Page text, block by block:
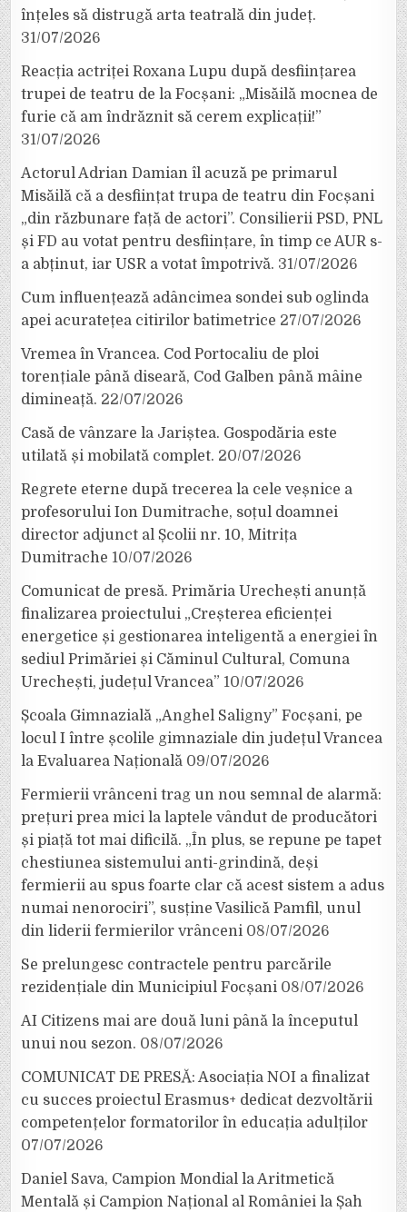
înțeles să distrugă arta teatrală din județ.
31/07/2026
Reacția actriței Roxana Lupu după desființarea
trupei de teatru de la Focșani: „Misăilă mocnea de
furie că am îndrăznit să cerem explicații!”
31/07/2026
Actorul Adrian Damian îl acuză pe primarul
Misăilă că a desființat trupa de teatru din Focșani
„din răzbunare față de actori”. Consilierii PSD, PNL
și FD au votat pentru desființare, în timp ce AUR s-
a abținut, iar USR a votat împotrivă. 31/07/2026
Cum influențează adâncimea sondei sub oglinda
apei acuratețea citirilor batimetrice 27/07/2026
Vremea în Vrancea. Cod Portocaliu de ploi
torențiale până diseară, Cod Galben până mâine
dimineață. 22/07/2026
Casă de vânzare la Jariștea. Gospodăria este
utilată și mobilată complet. 20/07/2026
Regrete eterne după trecerea la cele veșnice a
profesorului Ion Dumitrache, soțul doamnei
director adjunct al Școlii nr. 10, Mitrița
Dumitrache 10/07/2026
Comunicat de presă. Primăria Urechești anunță
finalizarea proiectului „Creșterea eficienței
energetice și gestionarea inteligentă a energiei în
sediul Primăriei și Căminul Cultural, Comuna
Urechești, județul Vrancea” 10/07/2026
Școala Gimnazială „Anghel Saligny” Focșani, pe
locul I între școlile gimnaziale din județul Vrancea
la Evaluarea Națională 09/07/2026
Fermierii vrânceni trag un nou semnal de alarmă:
prețuri prea mici la laptele vândut de producători
și piață tot mai dificilă. „În plus, se repune pe tapet
chestiunea sistemului anti-grindină, deși
fermierii au spus foarte clar că acest sistem a adus
numai nenorociri”, susține Vasilică Pamfil, unul
din liderii fermierilor vrânceni 08/07/2026
Se prelungesc contractele pentru parcările
rezidențiale din Municipiul Focșani 08/07/2026
AI Citizens mai are două luni până la începutul
unui nou sezon. 08/07/2026
COMUNICAT DE PRESĂ: Asociația NOI a finalizat
cu succes proiectul Erasmus+ dedicat dezvoltării
competențelor formatorilor în educația adulților
07/07/2026
Daniel Sava, Campion Mondial la Aritmetică
Mentală și Campion Național al României la Șah